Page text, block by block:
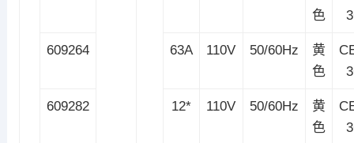
色
609264 63A 110V 50/60Hz
黄
色
609282 12* 110V 50/60Hz
黄
色